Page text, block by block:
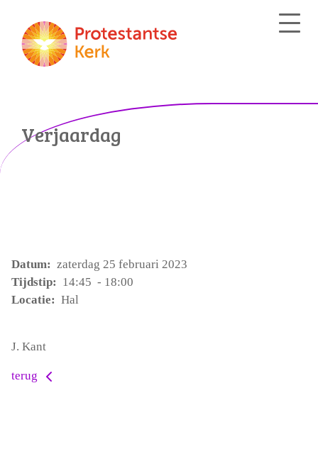
Verjaardag
Datum: zaterdag 25 februari 2023
Tijdstip: 14:45 - 18:00
Locatie: Hal
J. Kant
terug